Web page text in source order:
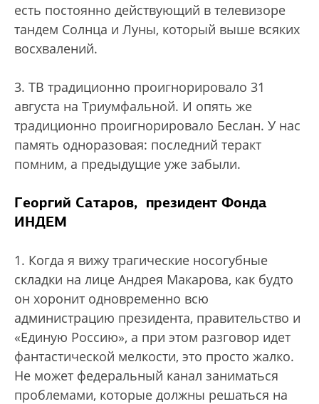
есть постоянно действующий в телевизоре
тандем Солнца и Луны, который выше всяких
восхвалений.
3. ТВ традиционно проигнорировало 31
августа на Триумфальной. И опять же
традиционно проигнорировало Беслан. У нас
память одноразовая: последний теракт
помним, а предыдущие уже забыли.
Георгий Сатаров, президент Фонда
ИНДЕМ
1. Когда я вижу трагические носогубные
складки на лице Андрея Макарова, как будто
он хоронит одновременно всю
администрацию президента, правительство и
«Единую Россию», а при этом разговор идет
фантастической мелкости, это просто жалко.
Не может федеральный канал заниматься
проблемами, которые должны решаться на